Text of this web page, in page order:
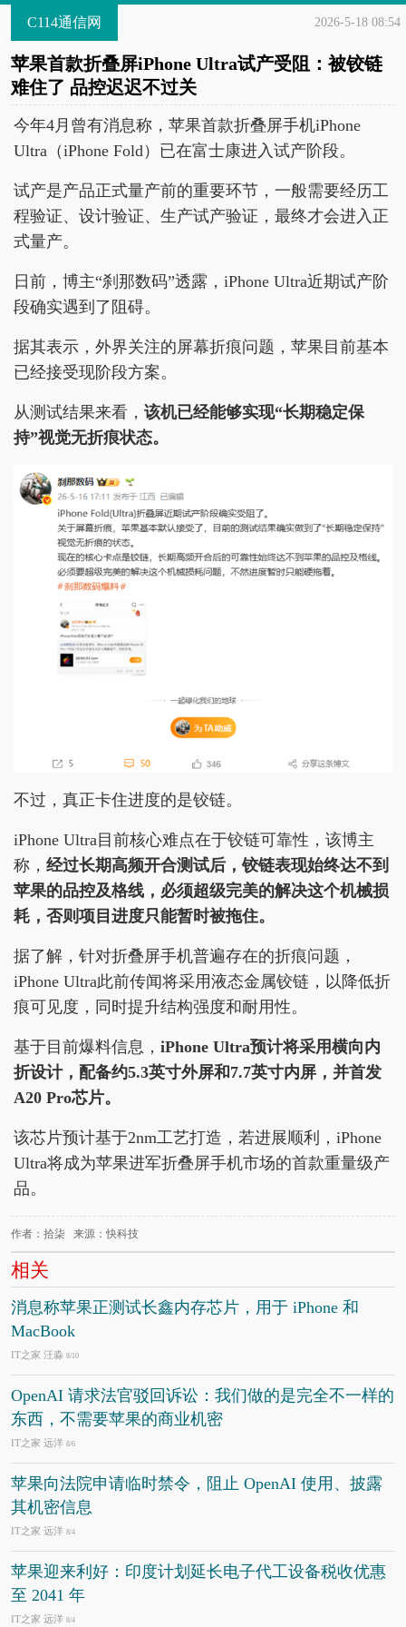
C114通信网 2026-5-18 08:54
苹果首款折叠屏iPhone Ultra试产受阻：被铰链
难住了 品控迟迟不过关
今年4月曾有消息称，苹果首款折叠屏手机iPhone
Ultra（iPhone Fold）已在富士康进入试产阶段。
试产是产品正式量产前的重要环节，一般需要经历工
程验证、设计验证、生产试产验证，最终才会进入正
式量产。
日前，博主“刹那数码”透露，iPhone Ultra近期试产阶
段确实遇到了阻碍。
据其表示，外界关注的屏幕折痕问题，苹果目前基本
已经接受现阶段方案。
从测试结果来看， 该机已经能够实现“长期稳定保
持”视觉无折痕状态。
不过，真正卡住进度的是铰链。
iPhone Ultra目前核心难点在于铰链可靠性，该博主
称， 经过长期高频开合测试后，铰链表现始终达不到
苹果的品控及格线，必须超级完美的解决这个机械损
耗，否则项目进度只能暂时被拖住。
据了解，针对折叠屏手机普遍存在的折痕问题，
iPhone Ultra此前传闻将采用液态金属铰链，以降低折
痕可见度，同时提升结构强度和耐用性。
基于目前爆料信息， iPhone Ultra预计将采用横向内
折设计，配备约5.3英寸外屏和7.7英寸内屏，并首发
A20 Pro芯片。
该芯片预计基于2nm工艺打造，若进展顺利，iPhone
Ultra将成为苹果进军折叠屏手机市场的首款重量级产
品。
作者：拾柒 来源：快科技
相关
消息称苹果正测试长鑫内存芯片，用于 iPhone 和
MacBook
IT之家 汪淼 8/10
OpenAI 请求法官驳回诉讼：我们做的是完全不一样的
东西，不需要苹果的商业机密
IT之家 远洋 8/6
苹果向法院申请临时禁令，阻止 OpenAI 使用、披露
其机密信息
IT之家 远洋 8/4
苹果迎来利好：印度计划延长电子代工设备税收优惠
至 2041 年
IT之家 远洋 8/4